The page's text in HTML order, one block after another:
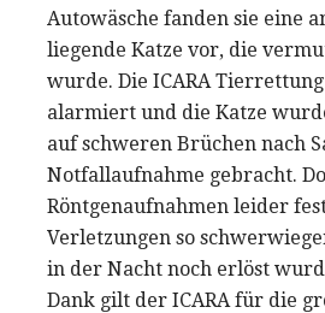
Autowäsche fanden sie eine
liegende Katze vor, die
wurde. Die ICARA
alarmiert und die Katze
auf schweren Brüchen nach
Notfallaufnahme gebracht.
Röntgenaufnahmen leider
Verletzungen so
in der Nacht noch erlöst
Dank gilt der ICARA für die